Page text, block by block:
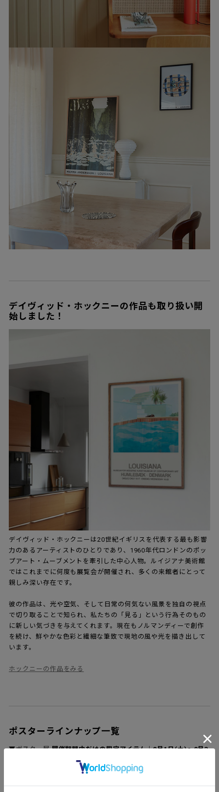
デイヴィッド・ホックニーの作品も取り扱い開
始しました！
デイヴィッド・ホックニーは20世紀イギリスを代表する最も影響
力のあるアーティストのひとりであり、1960年代ロンドンのポッ
プアート・ムーブメントを牽引した中心人物。ルイジアナ美術館
ではこれまでに何度も展覧会が開催され、多くの来館者にとって
親しみ深い存在です。
彼の作品は、光や空気、そして日常の何気ない風景を独自の視点
で切り取ることで知られ、私たちの「見る」という行為そのもの
に新しい気づきを与えてくれます。現在もノルマンディーで創作
を続け、鮮やかな色彩と繊細な筆致で現地の風や光を描き出して
います。
ホックニーの作品をみる
ポスターラインナップ一覧
▼ポスター展開催期間中だけの限定アイテム｜8月1日(土)〜8月3